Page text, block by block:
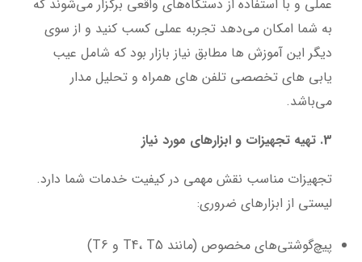
عملی و با استفاده از دستگاه‌های واقعی برگزار می‌شوند که
به شما امکان می‌دهد تجربه عملی کسب کنید و از سوی
دیگر این آموزش ها مطابق نیاز بازار بود که شامل عیب
یابی های تخصصی تلفن های همراه و تحلیل مدار
می‌باشد.
3. تهیه تجهیزات و ابزارهای مورد نیاز
تجهیزات مناسب نقش مهمی در کیفیت خدمات شما دارد.
لیستی از ابزارهای ضروری:
پیچ‌گوشتی‌های مخصوص (مانند T4، T5 و T6)